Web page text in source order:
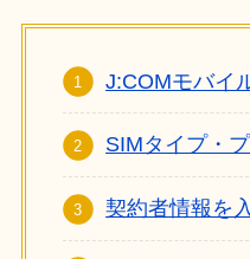
J:COMモバイ
SIMタイプ・
契約者情報を